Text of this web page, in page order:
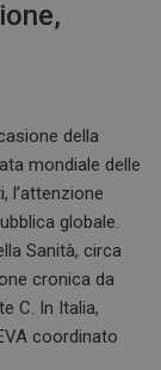
della
mondiale delle
l’attenzione
globale.
Sanità, circa
cronica da
C. In Italia,
coordinato